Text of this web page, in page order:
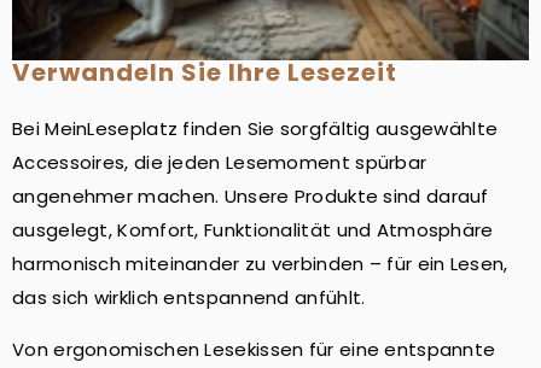
Verwandeln Sie Ihre Lesezeit
Bei MeinLeseplatz finden Sie sorgfältig ausgewählte
Accessoires, die jeden Lesemoment spürbar
angenehmer machen. Unsere Produkte sind darauf
ausgelegt, Komfort, Funktionalität und Atmosphäre
harmonisch miteinander zu verbinden – für ein Lesen,
das sich wirklich entspannend anfühlt.
Von ergonomischen Lesekissen für eine entspannte